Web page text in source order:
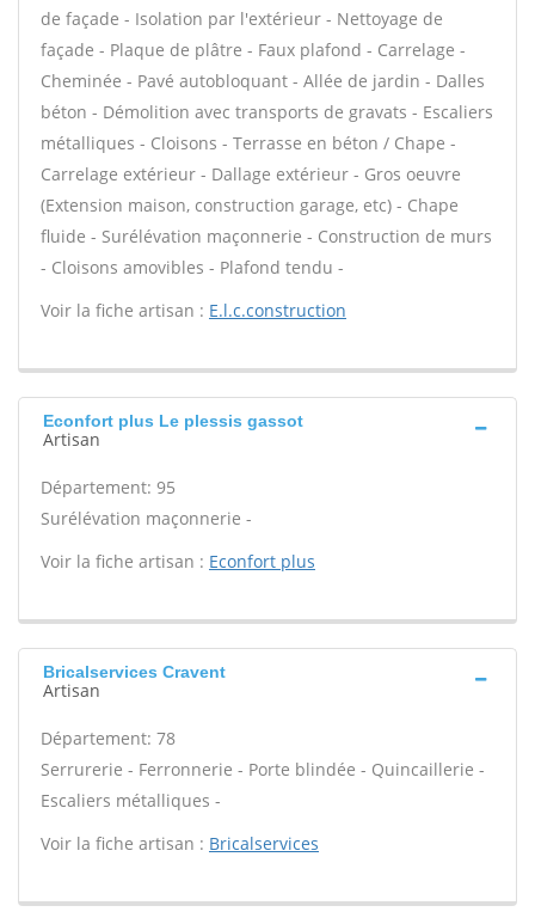
de façade - Isolation par l'extérieur - Nettoyage de
façade - Plaque de plâtre - Faux plafond - Carrelage -
Cheminée - Pavé autobloquant - Allée de jardin - Dalles
béton - Démolition avec transports de gravats - Escaliers
métalliques - Cloisons - Terrasse en béton / Chape -
Carrelage extérieur - Dallage extérieur - Gros oeuvre
(Extension maison, construction garage, etc) - Chape
fluide - Surélévation maçonnerie - Construction de murs
- Cloisons amovibles - Plafond tendu -
Voir la fiche artisan : E.l.c.construction
Econfort plus Le plessis gassot
Artisan
Département: 95
Surélévation maçonnerie -
Voir la fiche artisan : Econfort plus
Bricalservices Cravent
Artisan
Département: 78
Serrurerie - Ferronnerie - Porte blindée - Quincaillerie -
Escaliers métalliques -
Voir la fiche artisan : Bricalservices